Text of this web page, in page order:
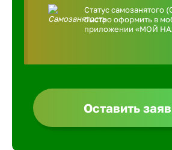
Статус самозанятого
быстро оформить в
приложении «МОЙ
Оставить